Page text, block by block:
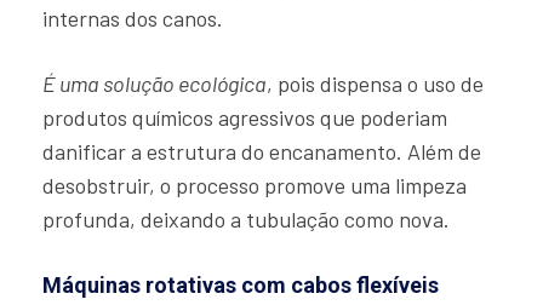
internas dos canos.
É uma solução ecológica, pois dispensa o uso de
produtos químicos agressivos que poderiam
danificar a estrutura do encanamento. Além de
desobstruir, o processo promove uma limpeza
profunda, deixando a tubulação como nova.
Máquinas rotativas com cabos flexíveis